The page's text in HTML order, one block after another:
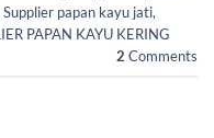
Supplier papan kayu jati,
PAPAN KAYU KERING
2 Comments